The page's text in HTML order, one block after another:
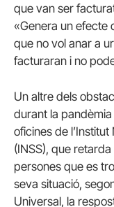
que van ser
«Genera un efecte
que no vol anar a
facturaran i no
Un altre dels
durant la
oficines de
(INSS), que
persones que es
seva situació,
Universal, la